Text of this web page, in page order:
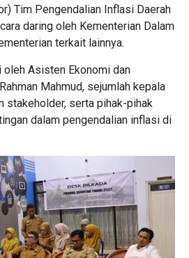
Tim Pengendalian Inflasi Daerah
daring oleh Kementerian Dalam
terkait lainnya.
oleh Asisten Ekonomi dan
Mahmud, sejumlah kepala
stakeholder, serta pihak-pihak
dalam pengendalian inflasi di